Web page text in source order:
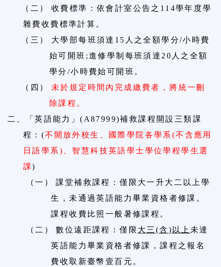
（二）
收費標準：依會計室公告之 114學年度學
雜費收費標準計算。
（三）
大學部每班須達 15 人之全額學分/小時費
始可開班 ;進修學制每班須達 20 人之全額
學分 /小時費始可開班。
（四）
未於規定時間內完成繳費者，將統一刪
除課程。
二、
「英語能力」(A87999)補救課程開設三類課
程： (不開放外校生、國際學院各學系 (不含應用
日語學系 )
、智慧科技英語學士學位學程學生選
課)
（一）
課堂補救課程：僅限 大一升大二以上 學
生，未通過英語能力畢業資格者修課。
課程收費比照一般暑修課程。
（二）
數位遠距課程：僅限 大三 (含 ) 以上 未達
英語能力畢業資格者修課，課程之報名
費收取新臺幣壹百元。